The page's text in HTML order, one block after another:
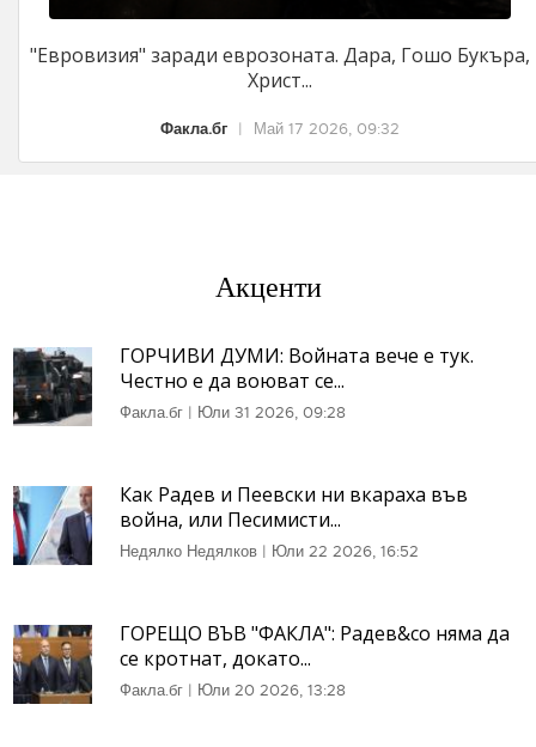
"Евровизия" заради еврозоната. Дара, Гошо Букъра,
Христ...
Факла.бг Май 17 2026, 09:32
Акценти
ГОРЧИВИ ДУМИ: Войната вече е тук.
Честно е да воюват се...
Факла.бг | Юли 31 2026, 09:28
Как Радев и Пеевски ни вкараха във
война, или Песимисти...
Недялко Недялков | Юли 22 2026, 16:52
ГОРЕЩО ВЪВ "ФАКЛА": Радев&co няма да
се кротнат, докато...
Факла.бг | Юли 20 2026, 13:28